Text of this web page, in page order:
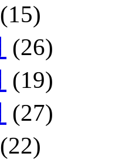
(15)
(26)
(19)
(27)
(22)